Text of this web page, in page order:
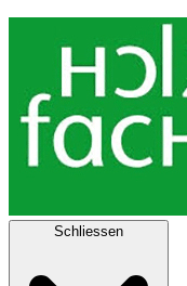
Schliessen